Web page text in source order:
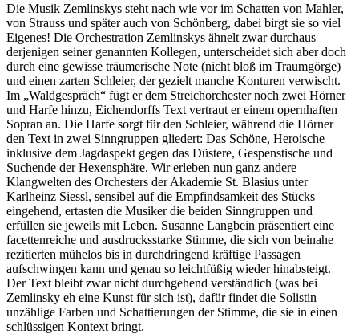
Die Musik Zemlinskys steht nach wie vor im Schatten von Mahler,
von Strauss und später auch von Schönberg, dabei birgt sie so viel
Eigenes! Die Orchestration Zemlinskys ähnelt zwar durchaus
derjenigen seiner genannten Kollegen, unterscheidet sich aber doch
durch eine gewisse träumerische Note (nicht bloß im Traumgörge)
und einen zarten Schleier, der gezielt manche Konturen verwischt.
Im „Waldgespräch“ fügt er dem Streichorchester noch zwei Hörner
und Harfe hinzu, Eichendorffs Text vertraut er einem opernhaften
Sopran an. Die Harfe sorgt für den Schleier, während die Hörner
den Text in zwei Sinngruppen gliedert: Das Schöne, Heroische
inklusive dem Jagdaspekt gegen das Düstere, Gespenstische und
Suchende der Hexensphäre. Wir erleben nun ganz andere
Klangwelten des Orchesters der Akademie St. Blasius unter
Karlheinz Siessl, sensibel auf die Empfindsamkeit des Stücks
eingehend, ertasten die Musiker die beiden Sinngruppen und
erfüllen sie jeweils mit Leben. Susanne Langbein präsentiert eine
facettenreiche und ausdrucksstarke Stimme, die sich von beinahe
rezitierten mühelos bis in durchdringend kräftige Passagen
aufschwingen kann und genau so leichtfüßig wieder hinabsteigt.
Der Text bleibt zwar nicht durchgehend verständlich (was bei
Zemlinsky eh eine Kunst für sich ist), dafür findet die Solistin
unzählige Farben und Schattierungen der Stimme, die sie in einen
schlüssigen Kontext bringt.